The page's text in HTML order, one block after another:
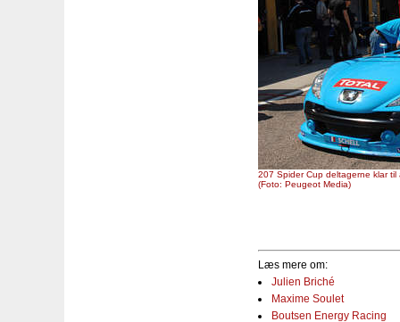
207 Spider Cup deltagerne klar
(Foto: Peugeot Media)
Læs mere om:
Julien Briché
Maxime Soulet
Boutsen Energy Racing